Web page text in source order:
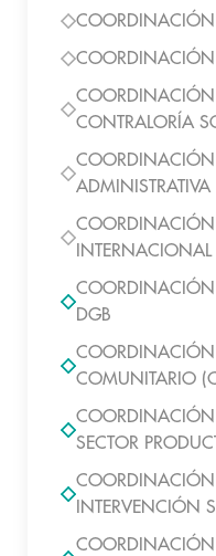
COORDINACIÓN
COORDINACIÓN
COORDINACIÓN
CONTRALORÍA
COORDINACIÓN
ADMINISTRATIVA
INTERNACIONAL
COORDINACIÓN
DGB
COMUNITARIO
COORDINACIÓN
SECTOR
COORDINACIÓN
INTERVENCIÓN
COORDINACIÓN